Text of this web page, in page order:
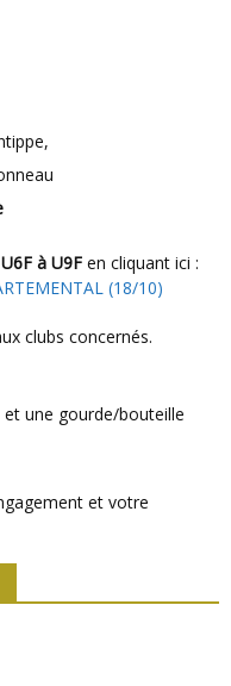
à U9Fen cliquant ici :
(18/10)
clubs concernés.
une gourde/bouteille